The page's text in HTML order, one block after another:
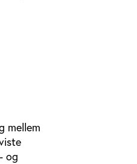
mellem
og